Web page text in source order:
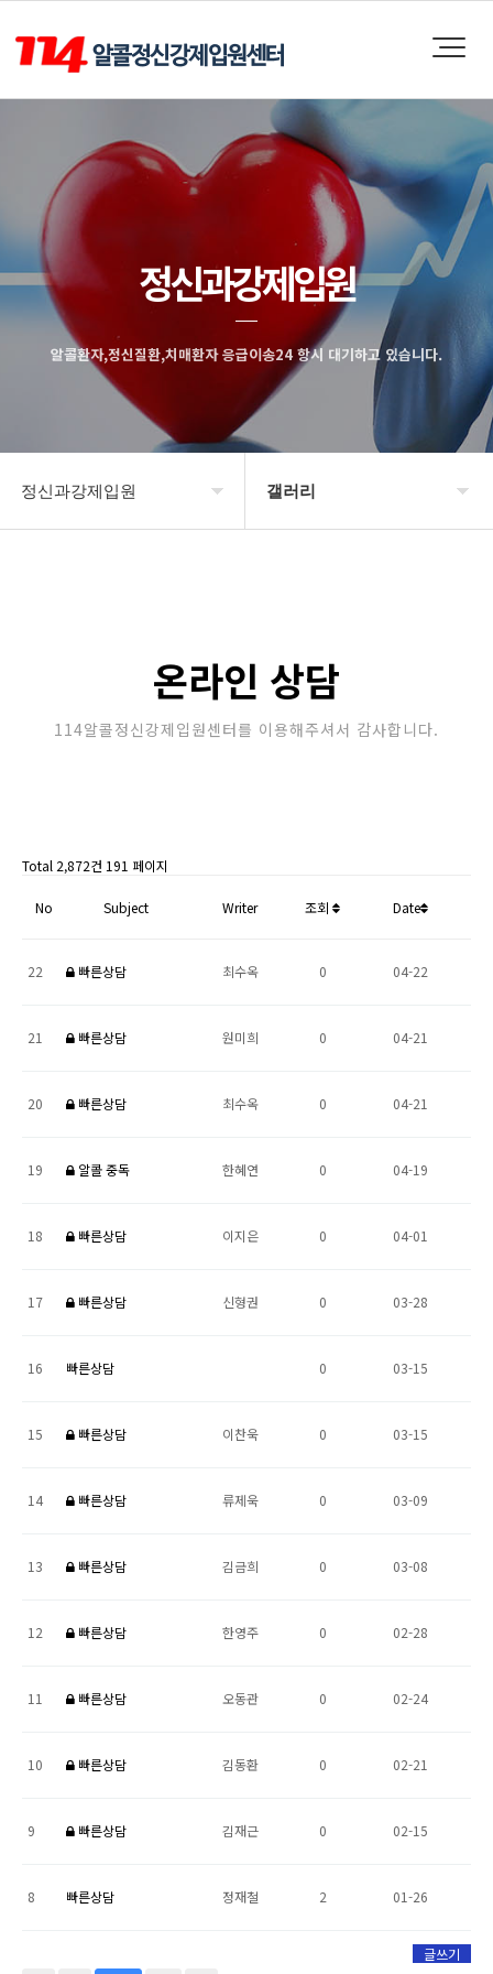
정신과강제입원
알콜환자,정신질환,치매환자 응급이송24 항시 대기하고 있습니다.
정신과강제입원 갤러리
온라인 상담
114알콜정신강제입원센터를 이용해주셔서 감사합니다.
Total 2,872건 191 페이지
No Subject Writer 조회 Date
22 빠른상담 최수옥 0 04-22
21 빠른상담 원미희 0 04-21
20 빠른상담 최수옥 0 04-21
19 알콜 중독 한혜연 0 04-19
18 빠른상담 이지은 0 04-01
17 빠른상담 신형권 0 03-28
16 빠른상담 0 03-15
15 빠른상담 이찬욱 0 03-15
14 빠른상담 류제욱 0 03-09
13 빠른상담 김금희 0 03-08
12 빠른상담 한영주 0 02-28
11 빠른상담 오동관 0 02-24
10 빠른상담 김동환 0 02-21
9 빠른상담 김재근 0 02-15
8 빠른상담 정재철 2 01-26
글쓰기